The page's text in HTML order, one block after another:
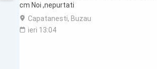
cm Noi ,nepurtati
Capatanesti, Buzau
ieri 13:04